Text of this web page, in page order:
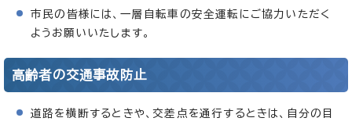
市民の皆様には、一層自転車の安全運転にご協力いただく
ようお願いいたします。
高齢者の交通事故防止
道路を横断するときや、交差点を通行するときは、自分の目